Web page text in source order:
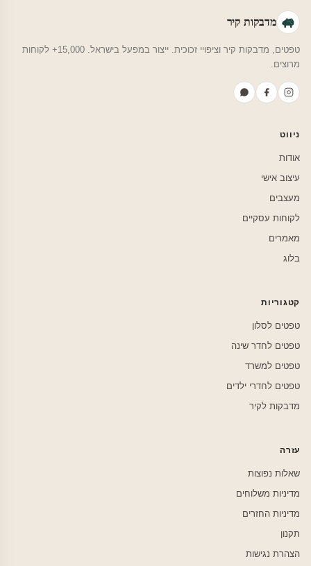
מדבקות קיר
טפטים, מדבקות קיר וציפויי זכוכית. ייצור במפעל בישראל. 15,000+ לקוחות
מרוצים.
ניווט
אודות
עיצוב אישי
מעצבים
לקוחות עסקיים
מאמרים
בלוג
קטגוריות
טפטים לסלון
טפטים לחדר שינה
טפטים למשרד
טפטים לחדרי ילדים
מדבקות לקיר
עזרה
שאלות נפוצות
מדיניות משלוחים
מדיניות החזרים
תקנון
הצהרת נגישות